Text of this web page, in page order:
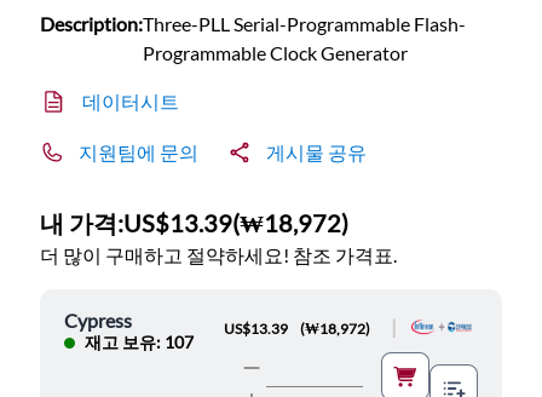
Description:Three-PLL Serial-Programmable Flash-
Programmable Clock Generator
데이터시트
지원팀에 문의 게시물 공유
내 가격:US$13.39(₩18,972)
더 많이 구매하고 절약하세요! 참조 가격표.
Cypress
재고 보유: 107
US$13.39 (₩18,972)